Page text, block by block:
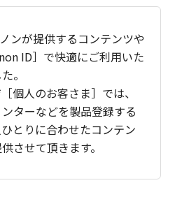
ンが提供するコンテンツや
ID］で快適にご利用いた
。
個人のお客さま］では、
ターなどを製品登録する
とりに合わせたコンテン
させて頂きます。